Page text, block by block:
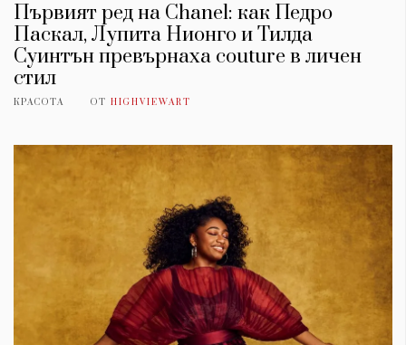
Първият ред на Chanel: как Педро
Паскал, Лупита Нионго и Тилда
Суинтън превърнаха couture в личен
стил
КРАСОТА ОТ HIGHVIEWART